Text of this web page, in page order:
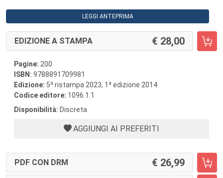
LEGGI ANTEPRIMA
EDIZIONE A STAMPA 28,00
Pagine: 200
ISBN: 9788891709981
Edizione: 5a ristampa 2023, 1 a edizione 2014
Codice editore: 1096.1.1
Disponibilità: Discreta
AGGIUNGI AI PREFERITI
PDF CON DRM 26,99